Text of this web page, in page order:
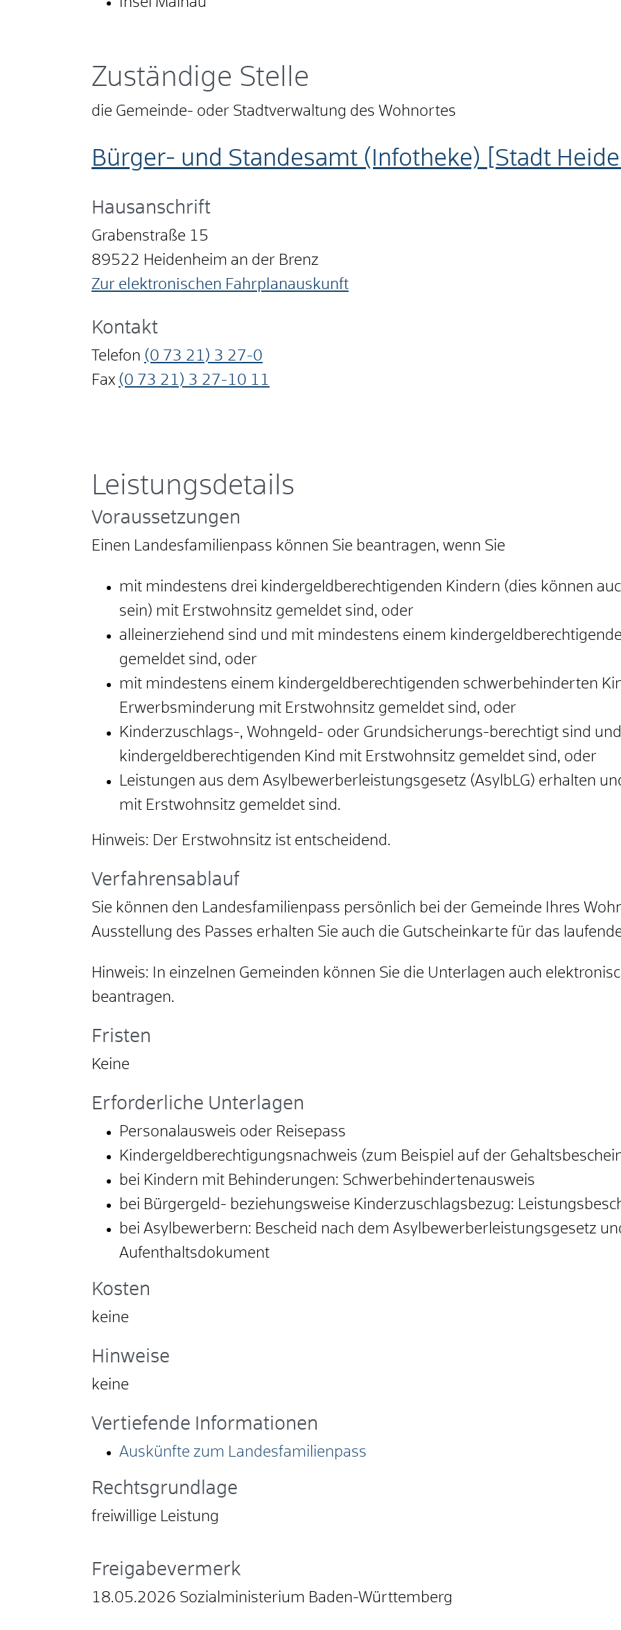
Zuständige Stelle
die Gemeinde- oder Stadtverwaltung des Wohnortes
Bürger- und Standesamt (Infotheke) [Stadt
Hausanschrift
Grabenstraße 15
89522 Heidenheim an der Brenz
Zur elektronischen Fahrplanauskunft
Kontakt
Telefon (0 73 21) 3 27-0
Fax (0 73 21) 3 27-10 11
Leistungsdetails
Voraussetzungen
Einen Landesfamilienpass können Sie beantragen, wenn Sie
mit mindestens drei kindergeldberechtigenden Kindern (dies können
sein) mit Erstwohnsitz gemeldet sind, oder
alleinerziehend sind und mit mindestens einem
gemeldet sind, oder
mit mindestens einem kindergeldberechtigenden schwerbehinderten
Erwerbsminderung mit Erstwohnsitz gemeldet sind, oder
Kinderzuschlags-, Wohngeld- oder Grundsicherungs-berechtigt sind
kindergeldberechtigenden Kind mit Erstwohnsitz gemeldet sind, oder
Leistungen aus dem Asylbewerberleistungsgesetz (AsylbLG) erhalten
mit Erstwohnsitz gemeldet sind.
Hinweis: Der Erstwohnsitz ist entscheidend.
Verfahrensablauf
Sie können den Landesfamilienpass persönlich bei der Gemeinde Ihres
Ausstellung des Passes erhalten Sie auch die Gutscheinkarte für das
Hinweis: In einzelnen Gemeinden können Sie die Unterlagen auch
beantragen.
Fristen
Keine
Erforderliche Unterlagen
Personalausweis oder Reisepass
Kindergeldberechtigungsnachweis (zum Beispiel auf der
bei Kindern mit Behinderungen: Schwerbehindertenausweis
bei Bürgergeld- beziehungsweise Kinderzuschlagsbezug:
bei Asylbewerbern: Bescheid nach dem Asylbewerberleistungsgesetz
Aufenthaltsdokument
Kosten
keine
Hinweise
keine
Vertiefende Informationen
Auskünfte zum Landesfamilienpass
Rechtsgrundlage
freiwillige Leistung
Freigabevermerk
18.05.2026 Sozialministerium Baden-Württemberg